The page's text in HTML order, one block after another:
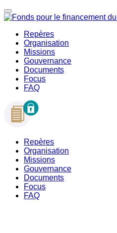
Repères
Organisation
Missions
Gouvernance
Documents
Focus
FAQ
Repères
Organisation
Missions
Gouvernance
Documents
Focus
FAQ